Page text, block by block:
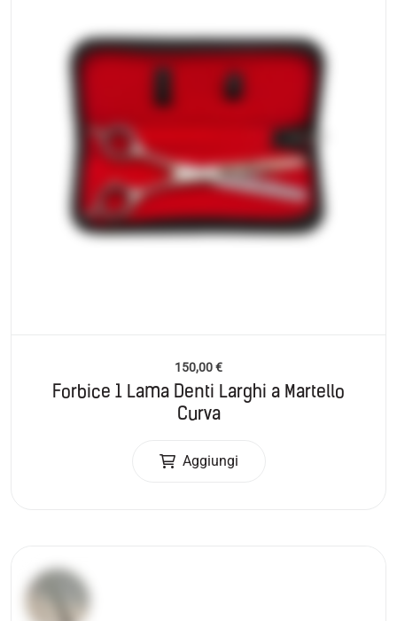
150,00€
Forbice 1 Lama Denti Larghi a Martello
Curva
Aggiungi